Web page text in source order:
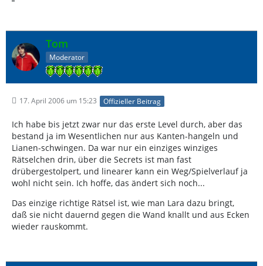
Tom
Moderator
17. April 2006 um 15:23 Offizieller Beitrag
Ich habe bis jetzt zwar nur das erste Level durch, aber das
bestand ja im Wesentlichen nur aus Kanten-hangeln und
Lianen-schwingen. Da war nur ein einziges winziges
Rätselchen drin, über die Secrets ist man fast
drübergestolpert, und linearer kann ein Weg/Spielverlauf ja
wohl nicht sein. Ich hoffe, das ändert sich noch...
Das einzige richtige Rätsel ist, wie man Lara dazu bringt,
daß sie nicht dauernd gegen die Wand knallt und aus Ecken
wieder rauskommt.